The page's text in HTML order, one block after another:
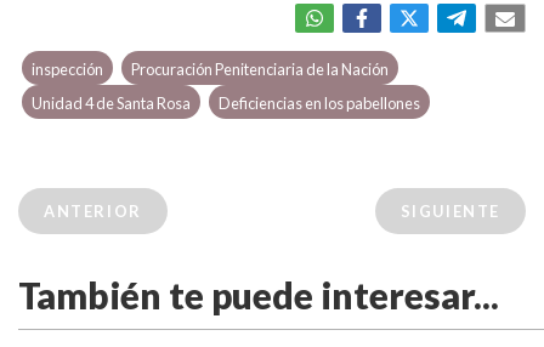
inspección
Procuración Penitenciaria de la Nación
Unidad 4 de Santa Rosa
Deficiencias en los pabellones
ANTERIOR SIGUIENTE
También te puede interesar...